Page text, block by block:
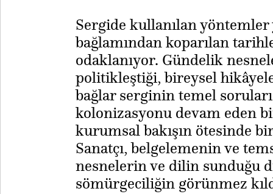
Sergide kullanılan yöntemler
bağlamından koparılan
odaklanıyor. Gündelik
politikleştiği, bireysel
bağlar serginin temel
kolonizasyonu devam eden
kurumsal bakışın ötesinde
Sanatçı, belgelemenin ve
nesnelerin ve dilin sunduğu
sömürgeciliğin görünmez